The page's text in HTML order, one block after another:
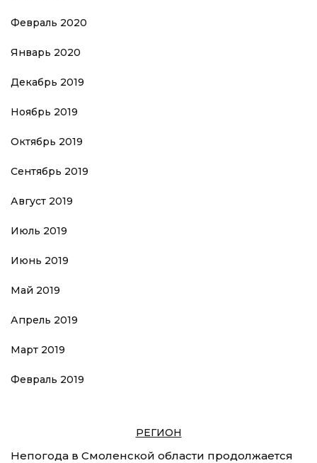
Февраль 2020
Январь 2020
Декабрь 2019
Ноябрь 2019
Октябрь 2019
Сентябрь 2019
Август 2019
Июль 2019
Июнь 2019
Май 2019
Апрель 2019
Март 2019
Февраль 2019
РЕГИОН
Непогода в Смоленской области продолжается